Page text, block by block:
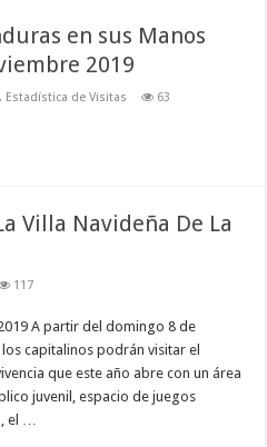
en sus Manos
2019
, Estadística de Visitas 63
Villa Navideña De La
117
A partir del domingo 8 de
capitalinos podrán visitar el
que este año abre con un área
juvenil, espacio de juegos
el …